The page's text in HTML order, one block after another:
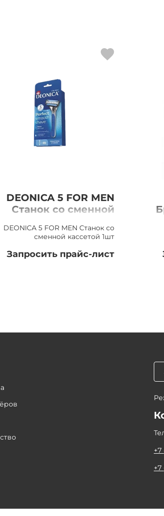
DEONICA 5 FOR MEN
Станок со сменной
DEONICA 5 FOR MEN Станок со
сменной кассетой 1шт
Запросить прайс-лист
+7